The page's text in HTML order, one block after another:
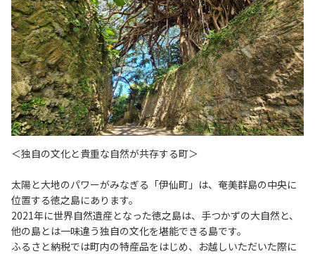
＜独自の文化と貴重な自然が共存する町＞
太陽と大地のパワーがみなぎる「伊仙町」は、奄美群島の中央に
位置する徳之島にあります。
2021年に世界自然遺産となった徳之島は、手つかずの大自然と、
他の島とは一味違う独自の文化を堪能できる島です。
ふるさと納税では町内の特産品をはじめ、お越しいただいた際に